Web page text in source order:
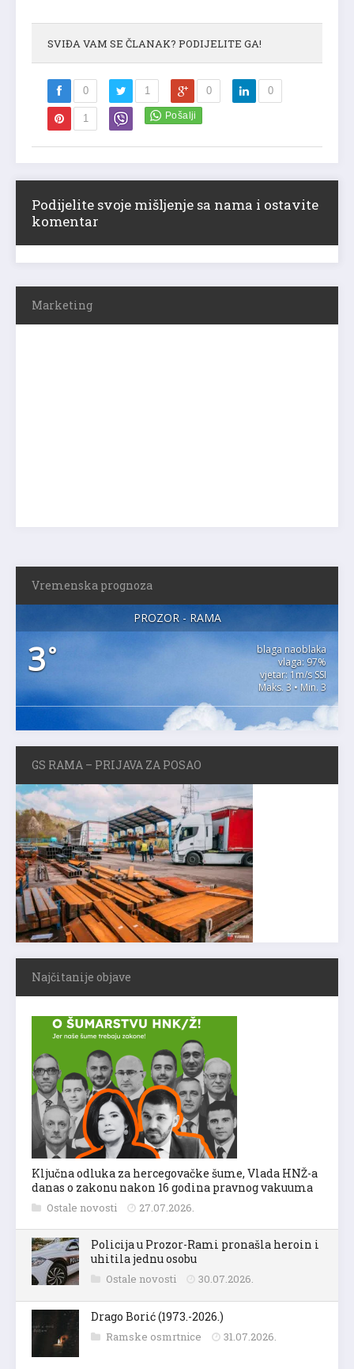
SVIĐA VAM SE ČLANAK? PODIJELITE GA!
0 1 0 0
1
Podijelite svoje mišljenje sa nama i ostavite
komentar
Marketing
Vremenska prognoza
PROZOR - RAMA
3°
blaga naoblaka
vlaga: 97%
vjetar: 1m/s SSI
Maks. 3 • Min. 3
GS RAMA – PRIJAVA ZA POSAO
Najčitanije objave
Ključna odluka za hercegovačke šume, Vlada HNŽ-a
danas o zakonu nakon 16 godina pravnog vakuuma
Ostale novosti 27.07.2026.
Policija u Prozor-Rami pronašla heroin i
uhitila jednu osobu
Ostale novosti 30.07.2026.
Drago Borić (1973.-2026.)
Ramske osmrtnice 31.07.2026.